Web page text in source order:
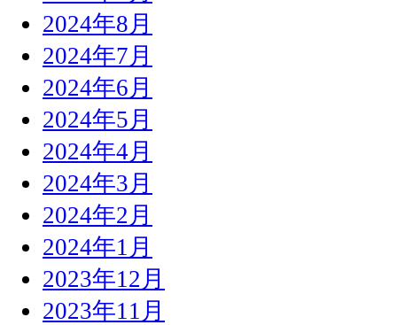
2024年8月
2024年7月
2024年6月
2024年5月
2024年4月
2024年3月
2024年2月
2024年1月
2023年12月
2023年11月